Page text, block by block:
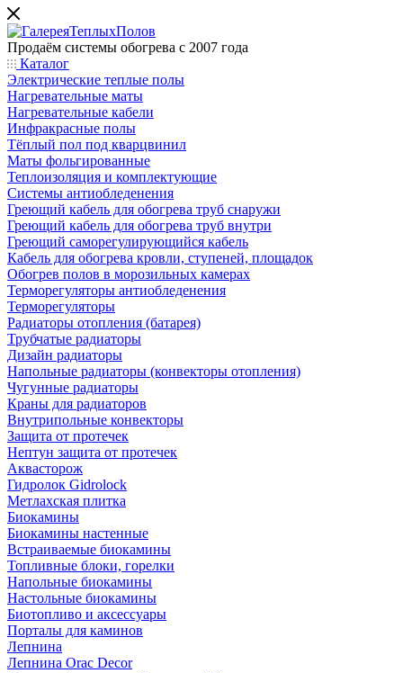
Продаём системы обогрева с 2007 года
Каталог
Электрические теплые полы
Нагревательные маты
Нагревательные кабели
Инфракрасные полы
Тёплый пол под кварцвинил
Маты фольгированные
Теплоизоляция и комплектующие
Системы антиобледенения
Греющий кабель для обогрева труб снаружи
Греющий кабель для обогрева труб внутри
Греющий саморегулирующийся кабель
Кабель для обогрева кровли, ступеней, площадок
Обогрев полов в морозильных камерах
Терморегуляторы антиобледенения
Терморегуляторы
Радиаторы отопления (батарея)
Трубчатые радиаторы
Дизайн радиаторы
Напольные радиаторы (конвекторы отопления)
Чугунные радиаторы
Краны для радиаторов
Внутрипольные конвекторы
Защита от протечек
Нептун защита от протечек
Аквасторож
Гидролок Gidrolock
Метлахская плитка
Биокамины
Биокамины настенные
Встраиваемые биокамины
Топливные блоки, горелки
Напольные биокамины
Настольные биокамины
Биотопливо и аксессуары
Порталы для каминов
Лепнина
Лепнина Orac Decor